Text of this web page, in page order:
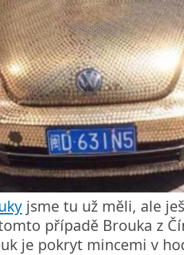
jsme tu už měli, ale
případě Brouka z
je pokryt mincemi v